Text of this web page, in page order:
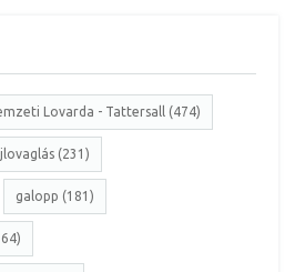
Lovarda - Tattersall (474)
(231)
galopp (181)